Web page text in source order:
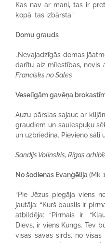
Kas nav ar mani, tas ir
kopā, tas izbārsta.”
Domu grauds
„Nevajadzīgās domas
darītu aiz mīlestības, nevis
Francisks no Sales
Veselīgām gavēņa
Auzu pārslas sajauc ar
graudiem un saulespuķu
un uzbriedina. Pievieno sāli
Sandijs Volinskis, Rīgas
No šodienas Evaņģēlija(Mk
“Pie Jēzus piegāja viens
jautāja: “Kurš bauslis ir
atbildēja: “Pirmais ir:
Dievs, ir viens Kungs. Tev
visas savas sirds, no